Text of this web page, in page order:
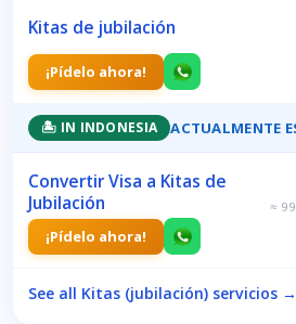
Kitas de jubilación
¡Pídelo ahora!
🏝️ IN INDONESIA ACTUALMENTE
Convertir Visa a Kitas de
Jubilación
≈
¡Pídelo ahora!
See all Kitas (jubilación) servicios →